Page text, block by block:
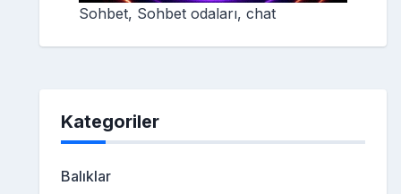
Sohbet, Sohbet odaları, chat
Kategoriler
Balıklar